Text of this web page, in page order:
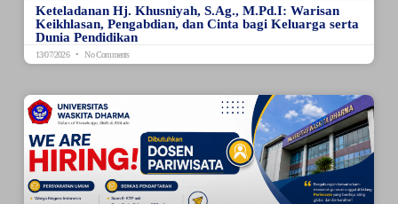
Keteladanan Hj. Khusniyah, S.Ag., M.Pd.I: Warisan
Keikhlasan, Pengabdian, dan Cinta bagi Keluarga serta
Dunia Pendidikan
13/07/2026 No Comments